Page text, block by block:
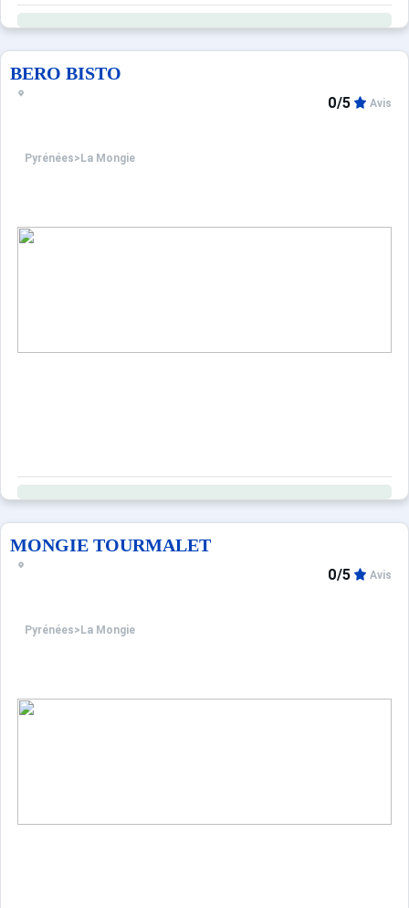
BERO BISTO
Pyrénées> La Mongie
0/5 Avis
MONGIE TOURMALET
Pyrénées> La Mongie
0/5 Avis